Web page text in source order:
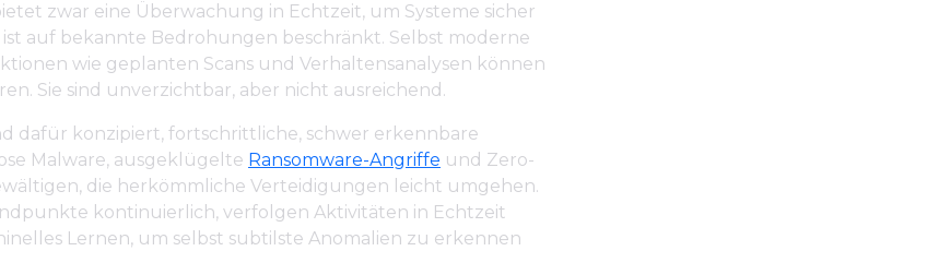
zwar eine Überwachung in Echtzeit, um Systeme sicher
ist auf bekannte Bedrohungen beschränkt. Selbst moderne
wie geplanten Scans und Verhaltensanalysen können
Sie sind unverzichtbar, aber nicht ausreichend.
dafür konzipiert, fortschrittliche, schwer erkennbare
Malware, ausgeklügelte Ransomware-Angriffe und Zero-
die herkömmliche Verteidigungen leicht umgehen.
kontinuierlich, verfolgen Aktivitäten in Echtzeit
Lernen, um selbst subtilste Anomalien zu erkennen